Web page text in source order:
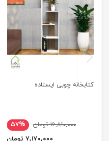
کتابخانه چوبی ایستاده
۱۶,۸۱۰,۰۰۰ تومان
۵۷%
۷,۱۷۰,۰۰۰ تومان
previus